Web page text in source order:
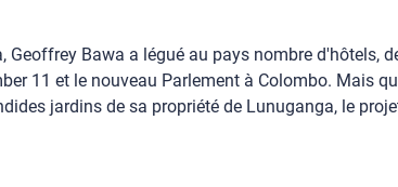
Bawa a légué au pays nombre d'hôtels,
11 et le nouveau Parlement à Colombo. Mais
jardins de sa propriété de Lunuganga, le